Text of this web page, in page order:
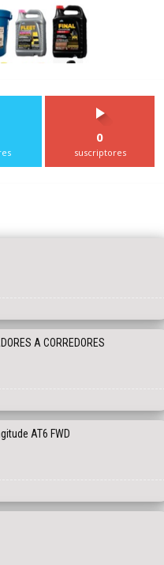
0
suscriptores
A CORREDORES
AT6 FWD